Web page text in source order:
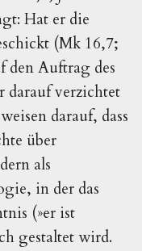
Hat er die
(Mk 16,7;
den Auftrag des
darauf verzichtet
darauf, dass
über
als
in der das
(»er ist
gestaltet wird.